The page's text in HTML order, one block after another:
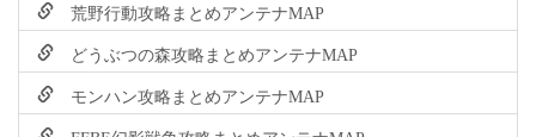
荒野行動攻略まとめアンテナMAP
どうぶつの森攻略まとめアンテナMAP
モンハン攻略まとめアンテナMAP